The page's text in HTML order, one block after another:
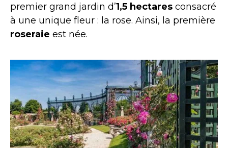
premier grand jardin d’1,5 hectares consacré
à une unique fleur : la rose. Ainsi, la première
roseraie est née.